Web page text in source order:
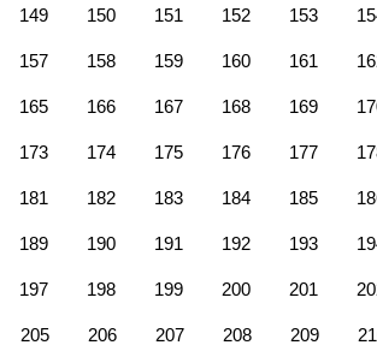
149 150 151 152 153
157 158 159 160 161
165 166 167 168 169
173 174 175 176 177
181 182 183 184 185
189 190 191 192 193
197 198 199 200 201
205 206 207 208 209